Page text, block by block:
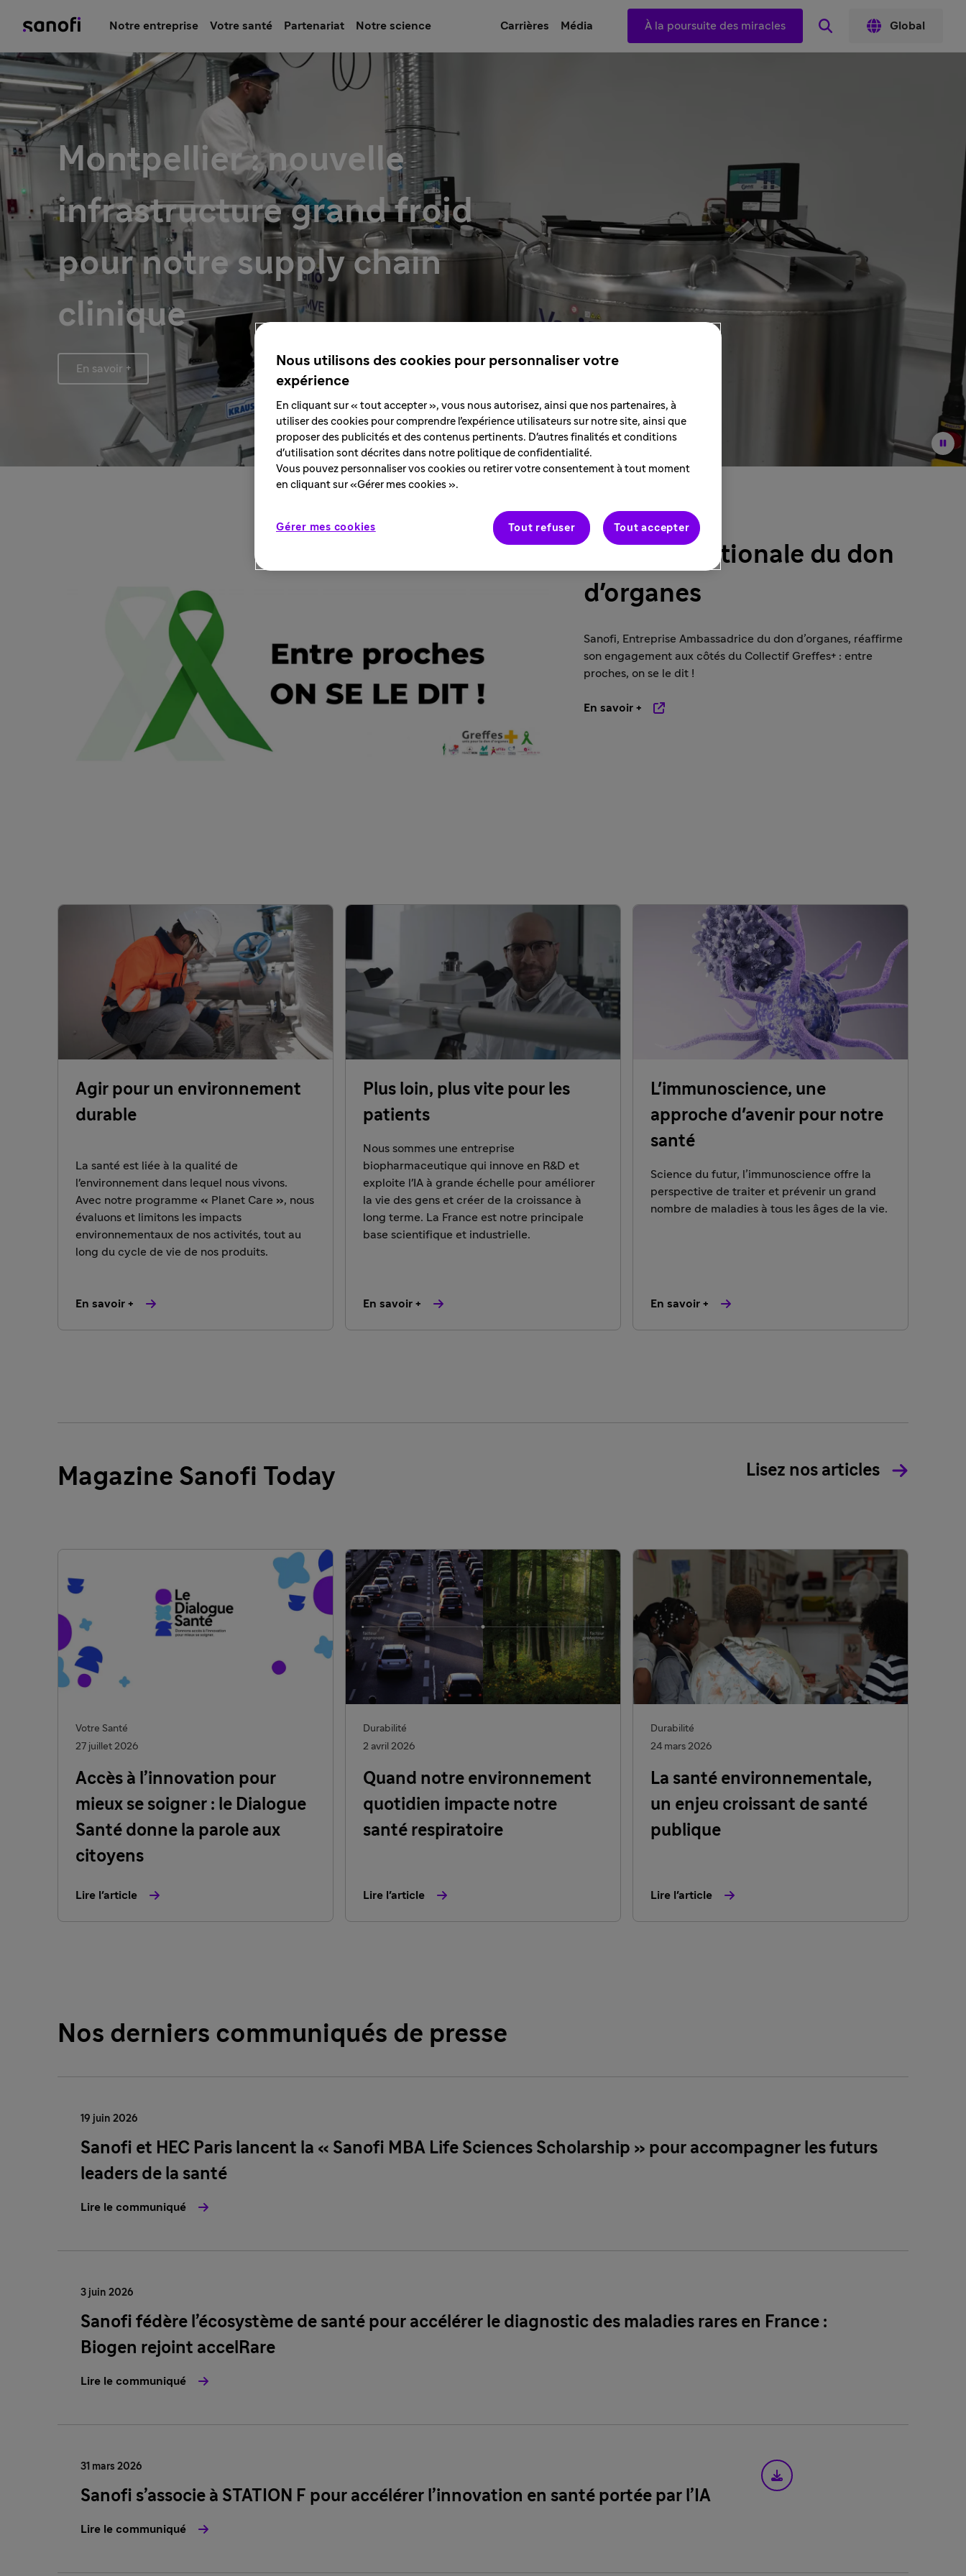
Notre entreprise Votre santé Partenariat Notre science Carrières Média À la poursuite des miracles Global
Montpellier : nouvelle
infrastructure grand froid
pour notre supply chain
clinique
En savoir +
Journée nationale du don
d'organes
Sanofi, Entreprise Ambassadrice du don d’organes, réaffirme
son engagement aux côtés du Collectif Greffes+ : entre
proches, on se le dit !
En savoir +
Agir pour un environnement
durable
La santé est liée à la qualité de
l'environnement dans lequel nous vivons.
Avec notre programme « Planet Care », nous
évaluons et limitons les impacts
environnementaux de nos activités, tout au
long du cycle de vie de nos produits.
En savoir +
Plus loin, plus vite pour les
patients
Nous sommes une entreprise
biopharmaceutique qui innove en R&D et
exploite l'IA à grande échelle pour améliorer
la vie des gens et créer de la croissance à
long terme. La France est notre principale
base scientifique et industrielle.
En savoir +
L'immunoscience, une
approche d'avenir pour notre
santé
Science du futur, l’immunoscience offre la
perspective de traiter et prévenir un grand
nombre de maladies à tous les âges de la vie.
En savoir +
Magazine Sanofi Today Lisez nos articles
Votre Santé
27 juillet 2026
Accès à l’innovation pour
mieux se soigner : le Dialogue
Santé donne la parole aux
citoyens
Lire l'article
Durabilité
2 avril 2026
Quand notre environnement
quotidien impacte notre
santé respiratoire
Lire l'article
Durabilité
24 mars 2026
La santé environnementale,
un enjeu croissant de santé
publique
Lire l'article
Nos derniers communiqués de presse
19 juin 2026
Sanofi et HEC Paris lancent la « Sanofi MBA Life Sciences Scholarship » pour accompagner les futurs
leaders de la santé
Lire le communiqué
3 juin 2026
Sanofi fédère l’écosystème de santé pour accélérer le diagnostic des maladies rares en France :
Biogen rejoint accelRare
Lire le communiqué
31 mars 2026
Sanofi s’associe à STATION F pour accélérer l’innovation en santé portée par l’IA
Lire le communiqué
Nous utilisons des cookies pour personnaliser votre
expérience
En cliquant sur « tout accepter », vous nous autorisez, ainsi que nos partenaires, à
utiliser des cookies pour comprendre l’expérience utilisateurs sur notre site, ainsi que
proposer des publicités et des contenus pertinents. D'autres finalités et conditions
d'utilisation sont décrites dans notre politique de confidentialité.
Vous pouvez personnaliser vos cookies ou retirer votre consentement à tout moment
en cliquant sur «Gérer mes cookies ».
Gérer mes cookies Tout refuser Tout accepter